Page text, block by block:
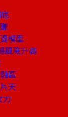
模型
風險升高
區
天